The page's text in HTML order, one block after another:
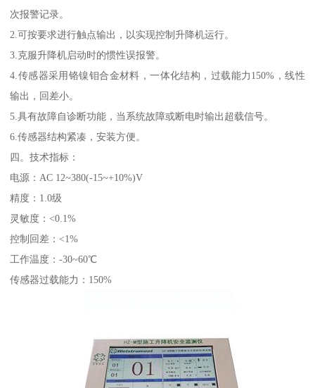
次报警记录。
2.可按要求进行触点输出，以实现控制升降机运行。
3.克服升降机启动时的惯性误报警。
4.传感器采用铬镍钼合金材料，一体化结构，过载能力150%，线性
输出，回差小。
5.具有故障自诊断功能，当系统故障或断电时输出超载信号。
6.传感器结构紧凑，安装方便。
四。技术指标：
电源：AC 12~380(-15~+10%)V
精度：1.0级
灵敏度：<0.1%
控制回差：<1%
工作温度：-30~60℃
传感器过载能力：150%